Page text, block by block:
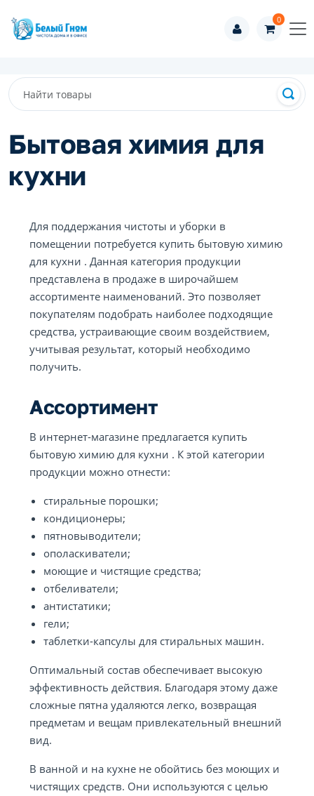
0
Бытовая химия для
кухни
Для поддержания чистоты и уборки в
помещении потребуется купить бытовую химию
для кухни . Данная категория продукции
представлена в продаже в широчайшем
ассортименте наименований. Это позволяет
покупателям подобрать наиболее подходящие
средства, устраивающие своим воздействием,
учитывая результат, который необходимо
получить.
Ассортимент
В интернет-магазине предлагается купить
бытовую химию для кухни . К этой категории
продукции можно отнести:
стиральные порошки;
кондиционеры;
пятновыводители;
ополаскиватели;
моющие и чистящие средства;
отбеливатели;
антистатики;
гели;
таблетки-капсулы для стиральных машин.
Оптимальный состав обеспечивает высокую
эффективность действия. Благодаря этому даже
сложные пятна удаляются легко, возвращая
предметам и вещам привлекательный внешний
вид.
В ванной и на кухне не обойтись без моющих и
чистящих средств. Они используются с целью